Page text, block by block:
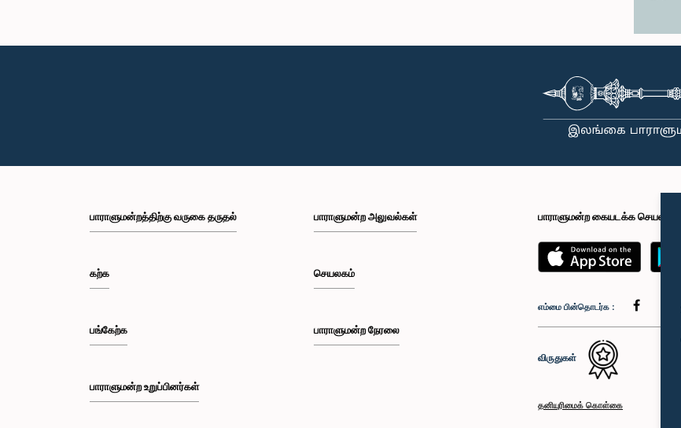
பாராளுமன்றத்திற்கு வருகை தருதல்
கற்க
பங்கேற்க
பாராளுமன்ற உறுப்பினர்கள்
பாராளுமன்ற அலுவல்கள்
செயலகம்
பாராளுமன்ற நேரலை
பாராளுமன்ற கையடக்க செயலி
எம்மை பின்தொடர்க :
விருதுகள்
தனியுரிமைக் கொள்கை